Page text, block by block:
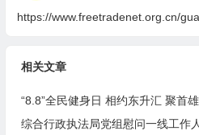
https://www.freetradenet.org.cn/
相关文章
“8.8”全民健身日 相约东升汇 聚首
综合行政执法局党组慰问一线工作